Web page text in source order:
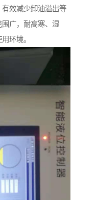
效减少卸油溢出等
广，耐高寒、湿
环境。